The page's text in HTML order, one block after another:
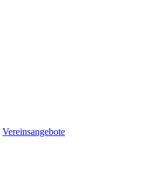
Vereinsangebote